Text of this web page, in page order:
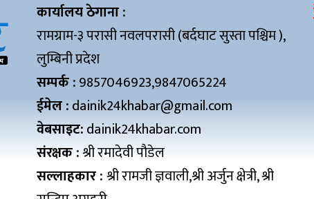
कार्यालय ठेगाना :
रामग्राम-३ परासी नवलपरासी (बर्दघाट सुस्ता पश्चिम ),
लुम्बिनी प्रदेश
सम्पर्क :9857046923,9847065224
ईमेल :dainik24khabar@gmail.com
वेबसाइट:dainik24khabar.com
संरक्षक :श्री रमादेवी पौडेल
सल्लाहकार :श्री रामजी ज्ञवाली,श्री अर्जुन क्षेत्री, श्री